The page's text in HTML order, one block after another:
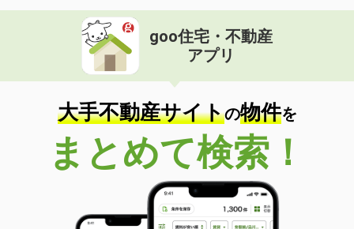
goo住宅・不動産
アプリ
大手不動産サイトの物件を
まとめて検索！